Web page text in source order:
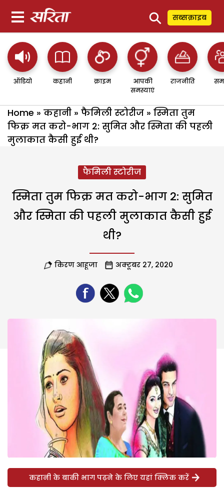
⚲ सब्सक्राइब
ऑडियो कहानी क्राइम
आपकी
समस्याएं
राजनीति
Home » कहानी » फैमिली स्टोरीज » स्मिता तुम
फिक्र मत करो-भाग 2: सुमित और स्मिता की पहली
मुलाकात कैसी हुई थी?
फैमिली स्टोरीज
स्मिता तुम फिक्र मत करो-भाग 2: सुमित
और स्मिता की पहली मुलाकात कैसी हुई
थी?
किरण आहूजा अक्टूबर 27, 2020
कहानी के बाकी भाग पढ़ने के लिए यहां क्लिक करें